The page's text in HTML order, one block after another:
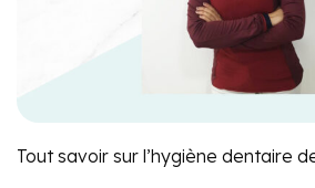
Tout savoir sur l’hygiène dentaire